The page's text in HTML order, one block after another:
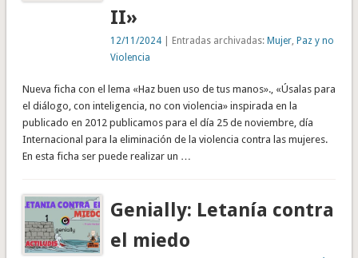
II»
12/11/2024 | Entradas archivadas:Mujer ,Paz y no
Violencia
Nueva ficha con el lema «Haz buen uso de tus manos»., «Úsalas para
el diálogo, con inteligencia, no con violencia» inspirada en la
publicado en 2012 publicamos para el día 25 de noviembre, día
Internacional para la eliminación de la violencia contra las mujeres.
En esta ficha ser puede realizar un …
Genially: Letanía contra
el miedo